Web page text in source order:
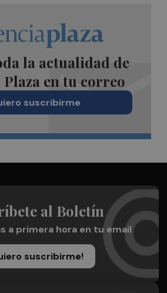
la actualidad de
Plaza en tu correo
suscribirme
al Boletín
a primera hora en tu email
suscribirme!